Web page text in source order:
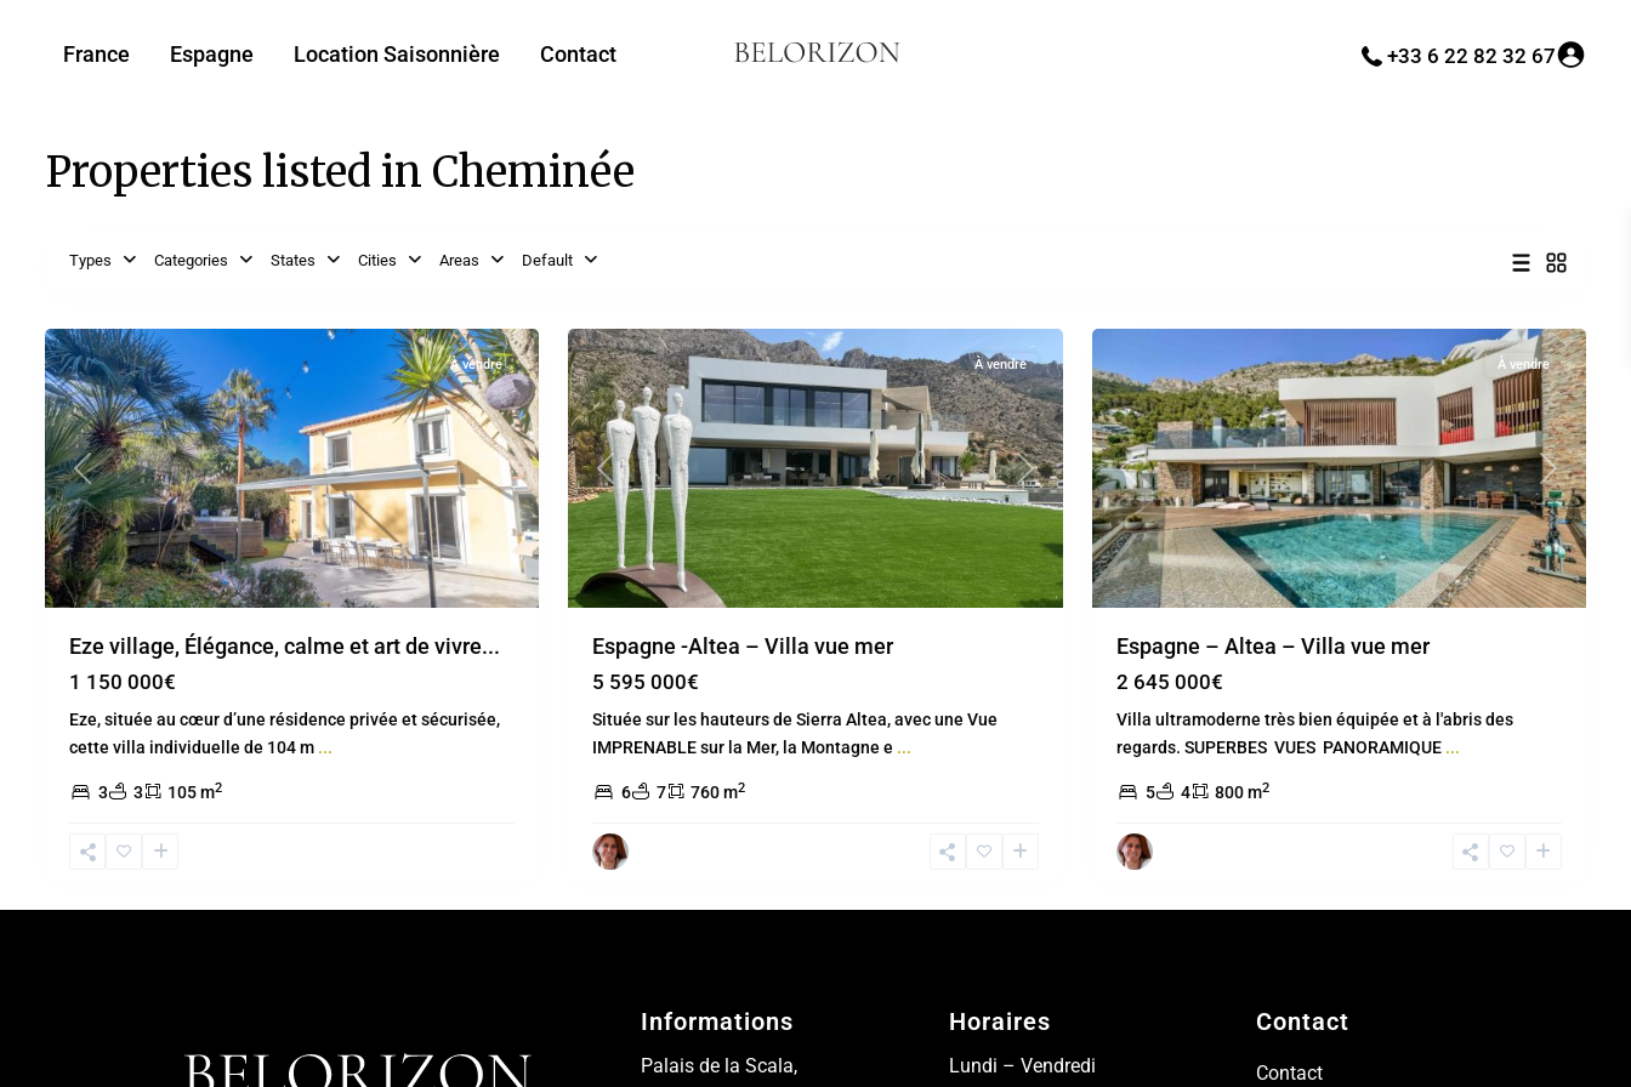
France Espagne Location Saisonnière Contact +33 6 22 82 32 67
Properties listed in Cheminée
Types Categories States Cities Areas Default
Previous Next
À vendre
Eze village, Élégance, calme et art de vivre...
1 150 000€
Eze, située au cœur d’une résidence privée et sécurisée,
cette villa individuelle de 104 m ...
3 3 105 m2
Previous Next
À vendre
Espagne -Altea – Villa vue mer
5 595 000€
Située sur les hauteurs de Sierra Altea, avec une Vue
IMPRENABLE sur la Mer, la Montagne e ...
6 7 760 m2
Previous Next
À vendre
Espagne – Altea – Villa vue mer
2 645 000€
Villa ultramoderne très bien équipée et à l'abris des
regards. SUPERBES VUES PANORAMIQUE ...
5 4 800 m2
Informations
Palais de la Scala,
Horaires
Lundi – Vendredi
Contact
Contact